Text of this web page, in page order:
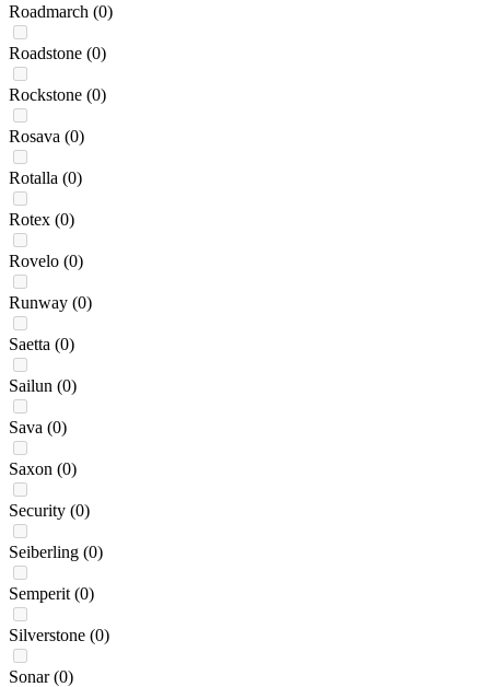
Roadmarch (0)
Roadstone (0)
Rockstone (0)
Rosava (0)
Rotalla (0)
Rotex (0)
Rovelo (0)
Runway (0)
Saetta (0)
Sailun (0)
Sava (0)
Saxon (0)
Security (0)
Seiberling (0)
Semperit (0)
Silverstone (0)
Sonar (0)